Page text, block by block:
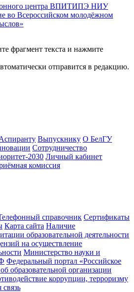
центра ВПИТИПЭ НИУ
во Всероссийском молодёжном
фрагмент текста и нажмите
отправится в редакцию.
Выпускнику О БелГУ
Сотрудничество
2030 Личный кабинет
комиссия
справочник Сертификаты
Карта сайта Наличие
образовательной деятельности
на осуществление
Министерствo науки и
Федеральный портал «Российское
образовательной организации
коррупции, терроризму
связь